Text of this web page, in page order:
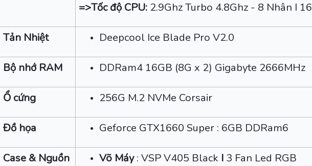
=>Tốc độ CPU:2.9Ghz Turbo 4.8Ghz - 8 Nhân I
Tản Nhiệt Deepcool Ice Blade Pro V2.0
Bộ nhớ RAM DDRam4 16GB (8G x 2) Gigabyte 2666MHz
Ổ cứng 256G M.2 NVMe Corsair
Đồ họa Geforce GTX1660 Super : 6GB DDRam6
Case & Nguồn Võ Máy: VSP V405 Black I3 Fan Led RGB